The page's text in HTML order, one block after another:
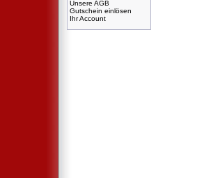
Unsere AGB
Gutschein einlösen
Ihr Account